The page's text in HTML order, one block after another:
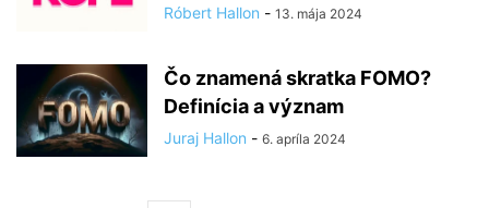
Róbert Hallon - 13. mája 2024
Čo znamená skratka FOMO?
Definícia a význam
Juraj Hallon - 6. apríla 2024